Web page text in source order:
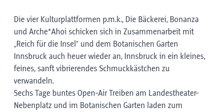
Die vier Kulturplattformen p.m.k., Die Bäckerei, Bonanza
und Arche*Ahoi schicken sich in Zusammenarbeit mit
„Reich für die Insel“ und dem Botanischen Garten
Innsbruck auch heuer wieder an, Innsbruck in ein kleines,
feines, sanft vibrierendes Schmuckkästchen zu
verwandeln.
Sechs Tage buntes Open-Air Treiben am Landestheater-
Nebenplatz und im Botanischen Garten laden zum